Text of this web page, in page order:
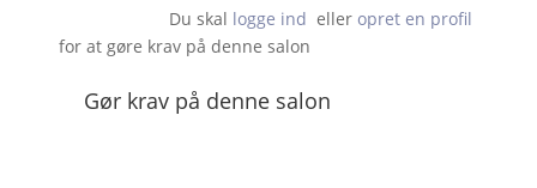
Du skal logge ind eller opret en profil
for at gøre krav på denne salon
Gør krav på denne salon